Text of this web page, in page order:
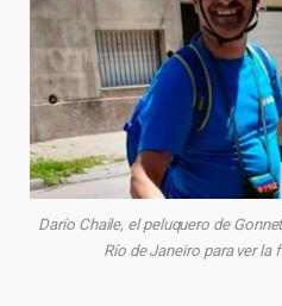
Darío Chaile, el peluquero de
Río de Janeiro para ver la